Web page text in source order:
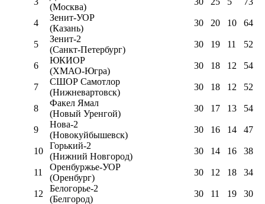
(Москва)
4
Зенит-УОР
(Казань)
30 20 10 64
5
Зенит-2
(Санкт-Петербург)
30 19 11 52
6
ЮКИОР
(ХМАО-Югра)
30 18 12 54
7
СШОР Самотлор
(Нижневартовск)
30 18 12 52
8
Факел Ямал
(Новый Уренгой)
30 17 13 54
9
Нова-2
(Новокуйбышевск)
30 16 14 47
10
Горький-2
(Нижний Новгород)
30 14 16 38
11
Оренбуржье-УОР
(Оренбург)
30 12 18 34
12
Белогорье-2
(Белгород)
30 11 19 30